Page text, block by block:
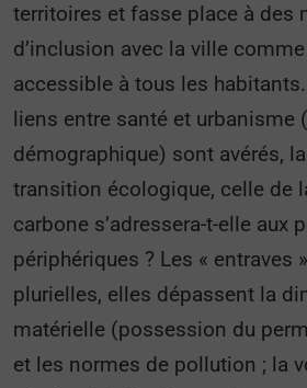
territoires et fasse place à des
d’inclusion avec la ville
accessible à tous les habitants.
liens entre santé et urbanisme
démographique) sont avérés,
transition écologique, celle de
carbone s’adressera-t-elle aux
périphériques ? Les « entraves
plurielles, elles dépassent la
matérielle (possession du
et les normes de pollution ; la